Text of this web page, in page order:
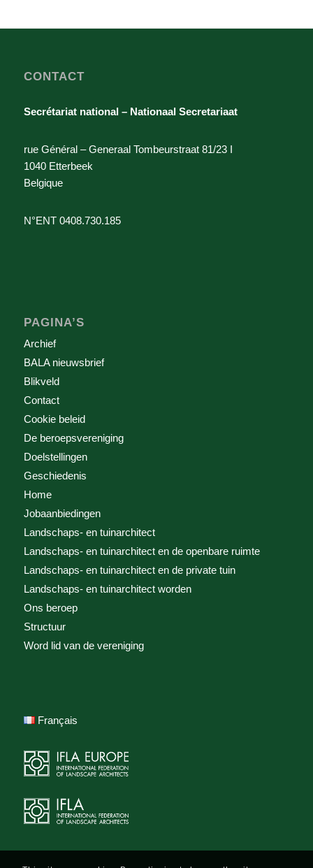
CONTACT
Secrétariat national – Nationaal Secretariaat
rue Général – Generaal Tombeurstraat 81/23 I
1040 Etterbeek
Belgique
N°ENT 0408.730.185
PAGINA’S
Archief
BALA nieuwsbrief
Blikveld
Contact
Cookie beleid
De beroepsvereniging
Doelstellingen
Geschiedenis
Home
Jobaanbiedingen
Landschaps- en tuinarchitect
Landschaps- en tuinarchitect en de openbare ruimte
Landschaps- en tuinarchitect en de private tuin
Landschaps- en tuinarchitect worden
Ons beroep
Structuur
Word lid van de vereniging
Français